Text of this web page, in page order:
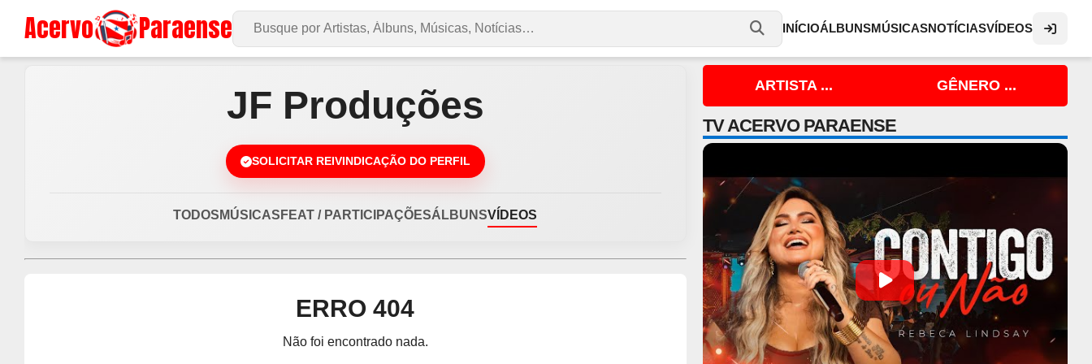
Acervo Paraense Buscar no Site
INÍCIOÁLBUNSMÚSICASNOTÍCIASVÍDEOS
JF Produções
SOLICITAR REIVINDICAÇÃO DO PERFIL
TODOS MÚSICAS FEAT / PARTICIPAÇÕESÁLBUNSVÍDEOS
ERRO 404
Não foi encontrado nada.
ARTISTA ... GÊNERO ...
TV ACERVO PARAENSE